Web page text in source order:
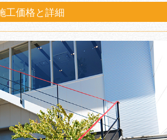
工価格と詳細